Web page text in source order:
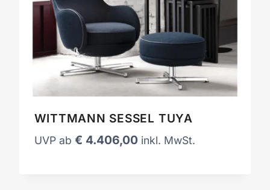
WITTMANN SESSEL TUYA
UVP ab € 4.406,00 inkl. MwSt.